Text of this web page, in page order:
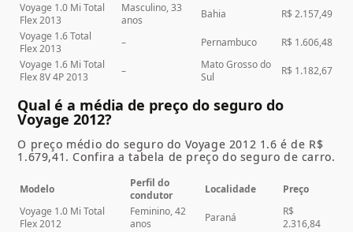
Voyage 1.0 Mi Total
Flex 2013
Masculino, 33
anos
Bahia
R$ 2.157,49
Voyage 1.6 Total
Flex 2013
– Pernambuco
R$ 1.606,48
Voyage 1.6 Mi Total
Flex 8V 4P 2013
–
Mato Grosso do
Sul
R$ 1.182,67
Qual é a média de preço do seguro do
Voyage 2012?
O preço médio do seguro do Voyage 2012 1.6 é de R$
1.679,41. Confira a tabela de preço do seguro de carro.
Modelo
Perfil do
condutor
Localidade
Preço
Voyage 1.0 Mi Total
Flex 2012
Feminino, 42
anos
Paraná
R$
2.316,84